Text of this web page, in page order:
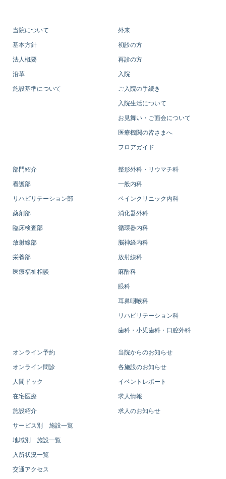
当院について
基本方針
法人概要
沿革
施設基準について
外来
初診の方
再診の方
入院
ご入院の手続き
入院生活について
お見舞い・ご面会について
医療機関の皆さまへ
フロアガイド
部門紹介
看護部
リハビリテーション部
薬剤部
臨床検査部
放射線部
栄養部
医療福祉相談
整形外科・リウマチ科
一般内科
ペインクリニック内科
消化器外科
循環器内科
脳神経内科
放射線科
麻酔科
眼科
耳鼻咽喉科
リハビリテーション科
歯科・小児歯科・口腔外科
オンライン予約
オンライン問診
人間ドック
在宅医療
施設紹介
サービス別 施設一覧
地域別 施設一覧
入所状況一覧
交通アクセス
当院からのお知らせ
各施設のお知らせ
イベントレポート
求人情報
求人のお知らせ